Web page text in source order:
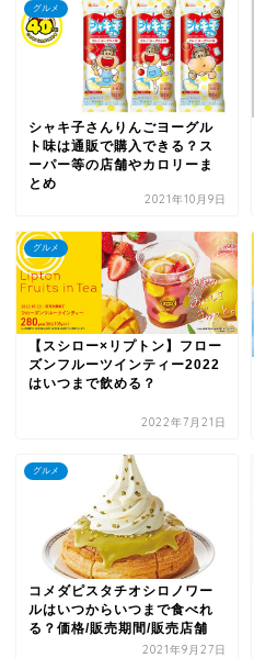
グルメ
シャキ子さんりんごヨーグル
ト味は通販で購入できる？ス
ーパー等の店舗やカロリーま
とめ
2021年10月9日
グルメ
【スシロー×リプトン】フロー
ズンフルーツインティー2022
はいつまで飲める？
2022年7月21日
グルメ
コメダピスタチオシロノワー
ルはいつからいつまで食べれ
る？価格/販売期間/販売店舗
2021年9月27日